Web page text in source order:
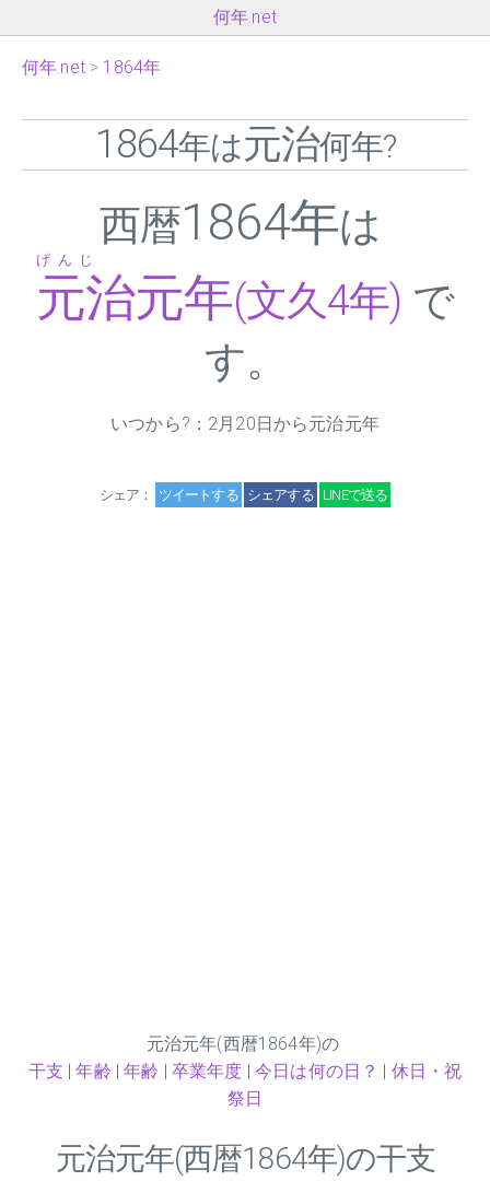
何年.net
何年.net 1864年
1864年は元治何年?
西暦1864年は
元治元年
げんじ
(文久4年) で
す。
いつから?：2月20日から元治元年
シェア： ツイートする シェアする LINEで送る
元治元年(西暦1864年)の
干支 |年齢 |年齢 |卒業年度 |今日は何の日？ | 休日・祝
祭日
元治元年(西暦1864年)の干支